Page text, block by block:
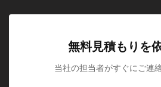
無料見積もりを
当社の担当者がすぐにご連